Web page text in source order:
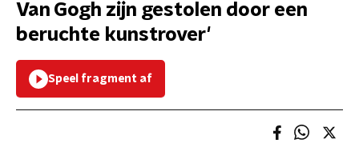
Van Gogh zijn gestolen door een
beruchte kunstrover'
Speel fragment af